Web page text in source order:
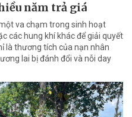
năm trả giá
va chạm trong sinh hoạt
các hung khí khác để giải quyết
là thương tích của nạn nhân
lai bị đánh đổi và nỗi day